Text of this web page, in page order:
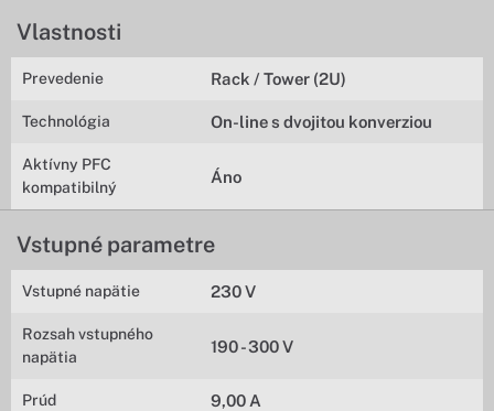
Vlastnosti
Prevedenie Rack / Tower (2U)
Technológia On-line s dvojitou konverziou
Aktívny PFC
kompatibilný
Áno
Vstupné parametre
Vstupné napätie 230 V
Rozsah vstupného
napätia
190 - 300 V
Prúd 9,00 A